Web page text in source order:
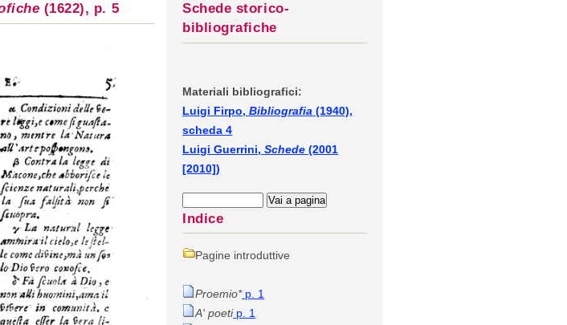
(1622), p. 5
Schede storico-
bibliografiche
Materiali bibliografici:
Luigi Firpo,Bibliografia (1940),
scheda 4
Luigi Guerrini,Schede (2001
[2010])
Indice
Pagine introduttive
Proemio*p. 1
A' poetip. 1